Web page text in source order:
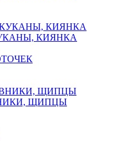
КИЯНКА
ЩИПЦЫ